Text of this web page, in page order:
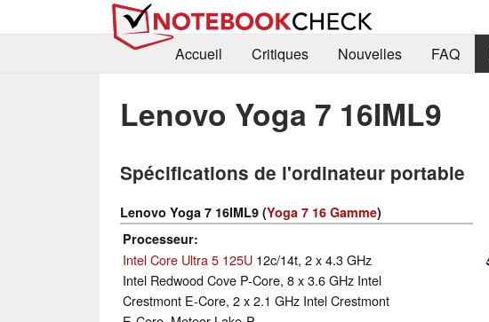
Accueil
Critiques Nouvelles FAQ
Lenovo Yoga 7 16IML9
Spécifications de l'ordinateur portable
Lenovo Yoga 7 16IML9 (Yoga 7 16 Gamme)
Processeur
Intel Core Ultra 5 125U 12c/14t, 2 x 4.3 GHz
Intel Redwood Cove P-Core, 8 x 3.6 GHz Intel
Crestmont E-Core, 2 x 2.1 GHz Intel Crestmont